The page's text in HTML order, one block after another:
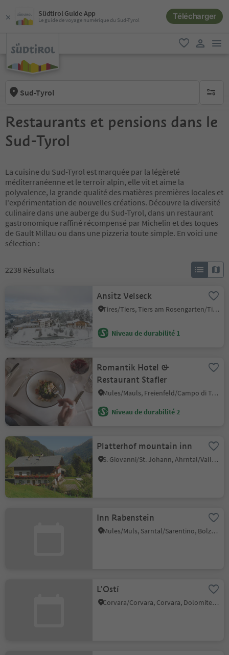
Südtirol Guide App
Le guide de voyage numérique du Sud-Tyrol Télécharger
favori
Sud-Tyrol aucun
Restaurants et pensions dans le
Sud-Tyrol
La cuisine du Sud-Tyrol est marquée par la légèreté
méditerranéenne et le terroir alpin, elle vit et aime la
polyvalence, la grande qualité des matières premières locales et
l'expérimentation de nouvelles créations. Découvre la diversité
culinaire dans une auberge du Sud-Tyrol, dans un restaurant
gastronomique raffiné récompensé par Michelin et des toques
de Gault Millau ou dans une pizzeria toute simple. En voici une
sélection :
2238 Résultats
Ansitz Velseck
Tires/Tiers, Tiers am Rosengarten/Tires al Catinaccio, Dolomites Region Seiser Alm
Niveau de durabilité 1
Romantik Hotel &
Restaurant Stafler
Mules/Mauls, Freienfeld/Campo di Trens, Sterzing/Vipiteno and environs
Niveau de durabilité 2
Platterhof mountain inn
S. Giovanni/St. Johann, Ahrntal/Valle Aurina, Ahrntal/Valle Aurina
Inn Rabenstein
Mules/Muls, Sarntal/Sarentino, Bolzano/Bozen and environs
L'Ostí
Corvara/Corvara, Corvara, Dolomites Region Alta Badia